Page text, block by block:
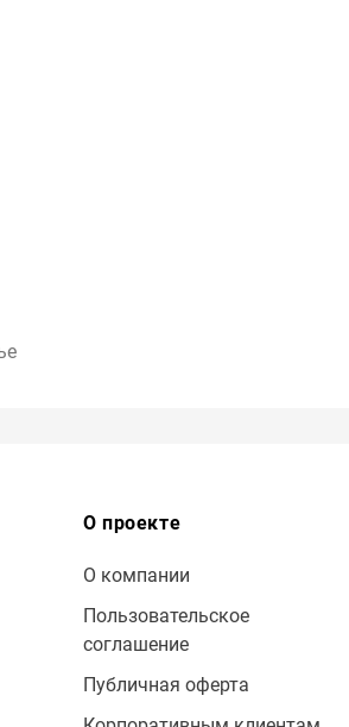
О проекте
О компании
Пользовательское
соглашение
Публичная оферта